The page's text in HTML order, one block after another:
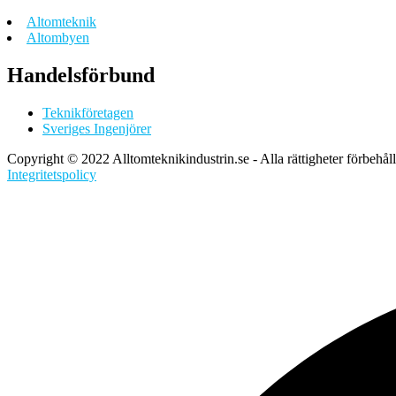
Altomteknik
Altombyen
Handelsförbund
Teknikföretagen
Sveriges Ingenjörer
Copyright © 2022 Alltomteknikindustrin.se - Alla rättigheter
Integritetspolicy